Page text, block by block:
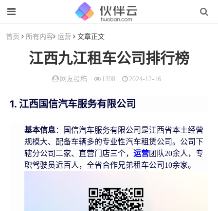
首页 所有内容 运营 文章正文
江西九江租车公司排行榜
网友投稿 1398 2024-12-16
1. 江西国信汽车服务有限公司
基本信息：国信汽车服务有限公司是江西省本土经营
规模大、配备车辆多的专业性汽车租赁公司。公司下
辖分公司二家、直营门店三个， 运营团队20余人，专
职驾驶员近百人，全省合作兄弟租车公司10余家。